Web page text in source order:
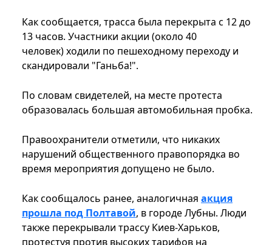
Как сообщается, трасса была перекрыта с 12 до
13 часов. Участники акции (около 40
человек) ходили по пешеходному переходу и
скандировали "Ганьба!".
По словам свидетелей, на месте протеста
образовалась большая автомобильная пробка.
Правоохранители отметили, что никаких
нарушений общественного правопорядка во
время мероприятия допущено не было.
Как сообщалось ранее, аналогичная акция
прошла под Полтавой, в городе Лубны. Люди
также перекрывали трассу Киев-Харьков,
протестуя против высоких тарифов на